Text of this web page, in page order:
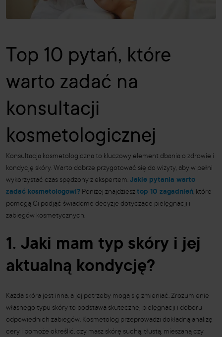
Top 10 pytań, które
warto zadać na
konsultacji
kosmetologicznej
Konsultacja kosmetologiczna to kluczowy element dbania o zdrowie i
kondycję skóry. Warto dobrze przygotować się do wizyty, aby w pełni
wykorzystać czas spędzony z ekspertem.Jakie pytania warto
zadać kosmetologowi? Poniżej znajdziesztop 10 zagadnień, które
pomogą Ci podjąć świadome decyzje dotyczące pielęgnacji i
zabiegów kosmetycznych.
1. Jaki mam typ skóry i jej
aktualną kondycję?
Każda skóra jest inna, a jej potrzeby mogą się zmieniać. Zrozumienie
własnego typu skóry to podstawa skutecznej pielęgnacji i doboru
odpowiednich zabiegów. Kosmetolog przeprowadzi dokładną analizę
cery i pomoże określić, czy masz skórę suchą, tłustą, mieszaną czy